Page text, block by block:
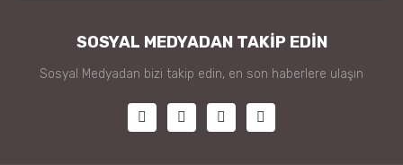
SOSYAL MEDYADAN TAKİP EDİN
Sosyal Medyadan bizi takip edin, en son haberlere ulaşın